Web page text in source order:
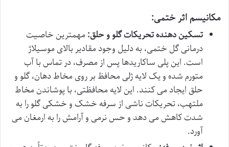
مکانیسم اثر ختمی:
تسکین دهنده تحریکات گلو و حلق:مهمترین خاصیت
درمانی گل ختمی، به دلیل وجود مقادیر بالای موسیلاژ
است. این پلی ساکاریدها پس از مصرف، در تماس با آب
متورم شده و یک لایه ژلی محافظ بر روی مخاط دهان، گلو و
حلق ایجاد می کنند. این لایه محافظتی، با پوشاندن مخاط
ملتهب، تحریکات ناشی از سرفه خشک و خشکی گلو را به
شدت کاهش می دهد و حس نرمی و آرامش را به ارمغان می
آورد.